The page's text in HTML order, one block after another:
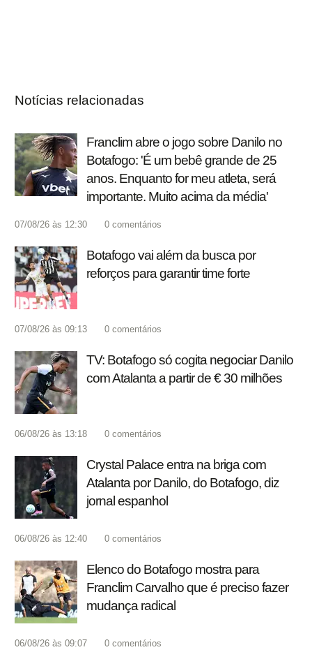
Notícias relacionadas
Franclim abre o jogo sobre Danilo no
Botafogo: 'É um bebê grande de 25
anos. Enquanto for meu atleta, será
importante. Muito acima da média'
07/08/26 às 12:30 0 comentários
Botafogo vai além da busca por
reforços para garantir time forte
07/08/26 às 09:13 0 comentários
TV: Botafogo só cogita negociar Danilo
com Atalanta a partir de € 30 milhões
06/08/26 às 13:18 0 comentários
Crystal Palace entra na briga com
Atalanta por Danilo, do Botafogo, diz
jornal espanhol
06/08/26 às 12:40 0 comentários
Elenco do Botafogo mostra para
Franclim Carvalho que é preciso fazer
mudança radical
06/08/26 às 09:07 0 comentários